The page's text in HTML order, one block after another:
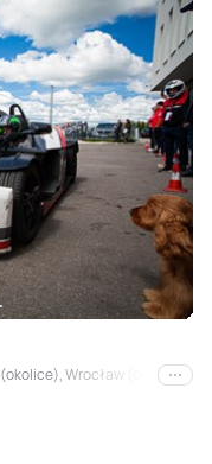
Wrocław (okolice),i inne